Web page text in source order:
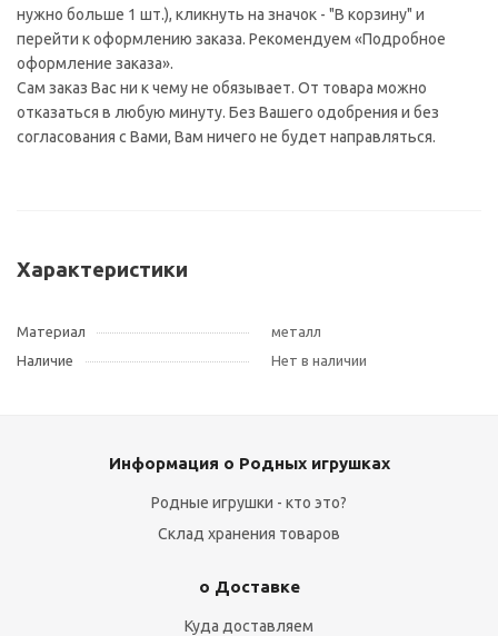
нужно больше 1 шт.), кликнуть на значок - "В корзину" и
перейти к оформлению заказа. Рекомендуем «Подробное
оформление заказа».
Сам заказ Вас ни к чему не обязывает. От товара можно
отказаться в любую минуту. Без Вашего одобрения и без
согласования с Вами, Вам ничего не будет направляться.
Характеристики
Материал
металл
Наличие
Нет в наличии
Информация о Родных игрушках
Родные игрушки - кто это?
Склад хранения товаров
о Доставке
Куда доставляем